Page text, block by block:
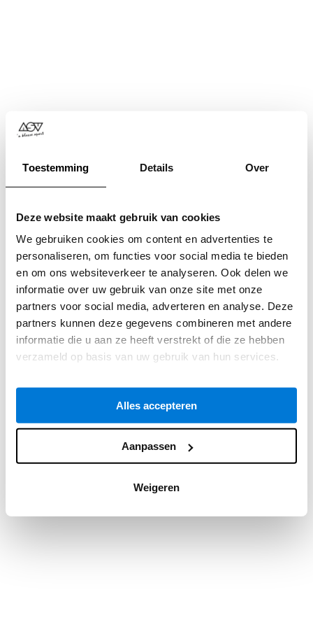
Toestemming Details Over
Deze website maakt gebruik van cookies
We gebruiken cookies om content en advertenties te
personaliseren, om functies voor social media te bieden
en om ons websiteverkeer te analyseren. Ook delen we
informatie over uw gebruik van onze site met onze
partners voor social media, adverteren en analyse. Deze
partners kunnen deze gegevens combineren met andere
informatie die u aan ze heeft verstrekt of die ze hebben
verzameld op basis van uw gebruik van hun services.
Alles accepteren
Aanpassen
Weigeren
Application error: a client-side exception has occurred while
loadingwww.asv.nl(see the browser consolefor more
information).